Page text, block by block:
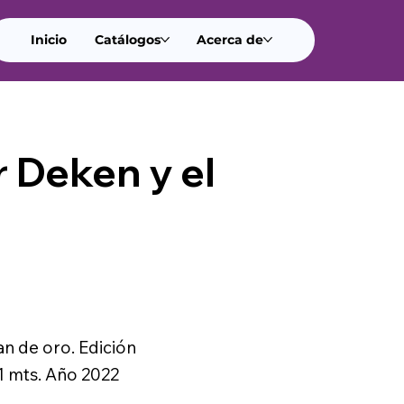
Inicio Catálogos Acerca de
Deken y el
de oro. Edición
mts. Año 2022